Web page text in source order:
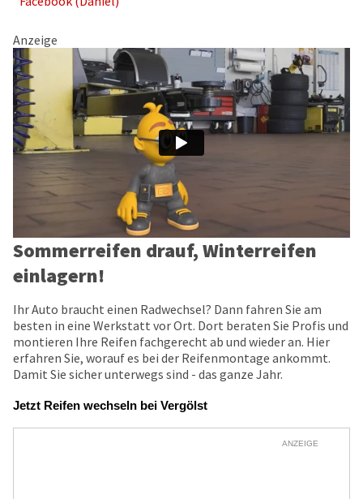
Anzeige
Sommerreifen drauf, Winterreifen
einlagern!
Ihr Auto braucht einen Radwechsel? Dann fahren Sie am
besten in eine Werkstatt vor Ort. Dort beraten Sie Profis und
montieren Ihre Reifen fachgerecht ab und wieder an. Hier
erfahren Sie, worauf es bei der Reifenmontage ankommt.
Damit Sie sicher unterwegs sind - das ganze Jahr.
Jetzt Reifen wechseln bei Vergölst
ANZEIGE